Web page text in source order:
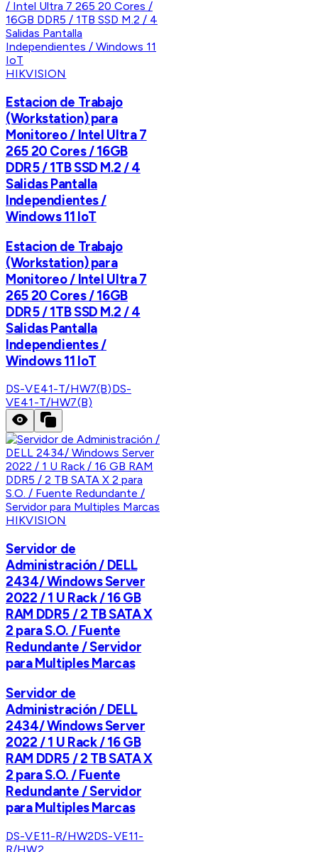
HIKVISION
Estacion de Trabajo
(Workstation) para
Monitoreo / Intel Ultra 7
265 20 Cores / 16GB
DDR5 / 1TB SSD M.2 / 4
Salidas Pantalla
Independientes /
Windows 11 IoT
Estacion de Trabajo
(Workstation) para
Monitoreo / Intel Ultra 7
265 20 Cores / 16GB
DDR5 / 1TB SSD M.2 / 4
Salidas Pantalla
Independientes /
Windows 11 IoT
DS-VE41-T/HW7(B)DS-
VE41-T/HW7(B)
HIKVISION
Servidor de
Administración / DELL
2434/ Windows Server
2022 / 1 U Rack / 16 GB
RAM DDR5 / 2 TB SATA X
2 para S.O. / Fuente
Redundante / Servidor
para Multiples Marcas
Servidor de
Administración / DELL
2434/ Windows Server
2022 / 1 U Rack / 16 GB
RAM DDR5 / 2 TB SATA X
2 para S.O. / Fuente
Redundante / Servidor
para Multiples Marcas
DS-VE11-R/HW2DS-VE11-
R/HW2